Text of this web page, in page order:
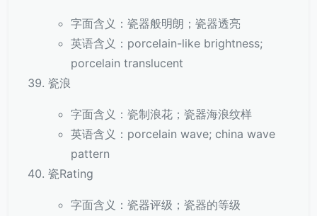
字面含义：瓷器般明朗；瓷器透亮
英语含义：porcelain-like brightness;
porcelain translucent
瓷浪
字面含义：瓷制浪花；瓷器海浪纹样
英语含义：porcelain wave; china wave
pattern
瓷Rating
字面含义：瓷器评级；瓷器的等级